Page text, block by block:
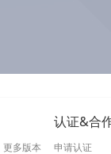
更多版本
认证&合
申请认证